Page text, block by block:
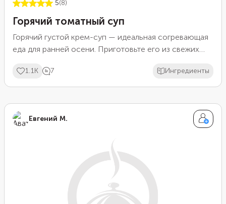
5(8)
Горячий томатный суп
Горячий густой крем-суп — идеальная согревающая
еда для ранней осени. Приготовьте его из свежих
вегетарианское блюдо, то овощной бульон можно
заменить на говяжий или куриный. А если суп
отварного риса.
1.1K 7 Ингредиенты
Евгений М.